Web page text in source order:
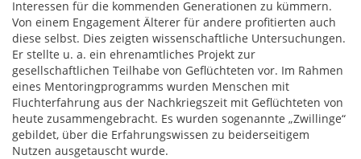
Interessen für die kommenden Generationen zu kümmern.
Von einem Engagement Älterer für andere profitierten auch
diese selbst. Dies zeigten wissenschaftliche Untersuchungen.
Er stellte u. a. ein ehrenamtliches Projekt zur
gesellschaftlichen Teilhabe von Geflüchteten vor. Im Rahmen
eines Mentoringprogramms wurden Menschen mit
Fluchterfahrung aus der Nachkriegszeit mit Geflüchteten von
heute zusammengebracht. Es wurden sogenannte „Zwillinge“
gebildet, über die Erfahrungswissen zu beiderseitigem
Nutzen ausgetauscht wurde.